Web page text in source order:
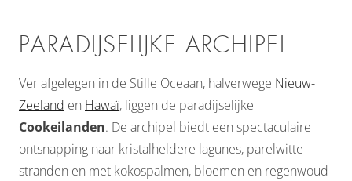
PARADIJSELIJKE ARCHIPEL
Ver afgelegen in de Stille Oceaan, halverwege Nieuw-
Zeeland en Hawaï, liggen de paradijselijke
Cookeilanden. De archipel biedt een spectaculaire
ontsnapping naar kristalheldere lagunes, parelwitte
stranden en met kokospalmen, bloemen en regenwoud